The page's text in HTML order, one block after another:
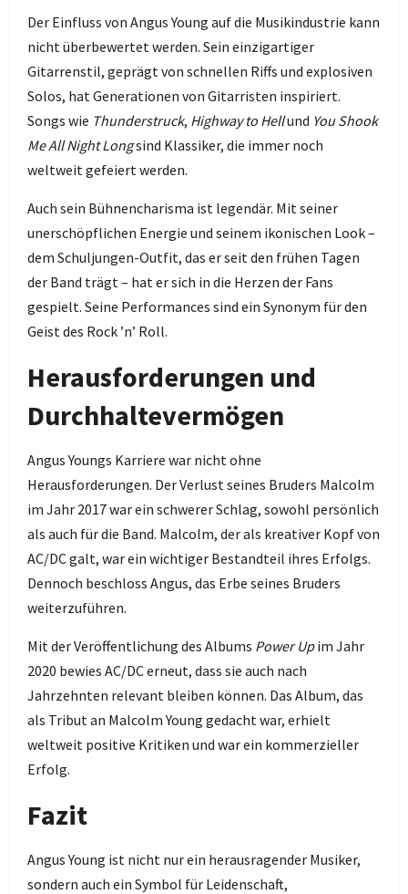
Der Einfluss von Angus Young auf die Musikindustrie kann
nicht überbewertet werden. Sein einzigartiger
Gitarrenstil, geprägt von schnellen Riffs und explosiven
Solos, hat Generationen von Gitarristen inspiriert.
Songs wie Thunderstruck, Highway to Hellund You Shook
Me All Night Longsind Klassiker, die immer noch
weltweit gefeiert werden.
Auch sein Bühnencharisma ist legendär. Mit seiner
unerschöpflichen Energie und seinem ikonischen Look –
dem Schuljungen-Outfit, das er seit den frühen Tagen
der Band trägt – hat er sich in die Herzen der Fans
gespielt. Seine Performances sind ein Synonym für den
Geist des Rock ’n’ Roll.
Herausforderungen und
Durchhaltevermögen
Angus Youngs Karriere war nicht ohne
Herausforderungen. Der Verlust seines Bruders Malcolm
im Jahr 2017 war ein schwerer Schlag, sowohl persönlich
als auch für die Band. Malcolm, der als kreativer Kopf von
AC/DC galt, war ein wichtiger Bestandteil ihres Erfolgs.
Dennoch beschloss Angus, das Erbe seines Bruders
weiterzuführen.
Mit der Veröffentlichung des Albums Power Upim Jahr
2020 bewies AC/DC erneut, dass sie auch nach
Jahrzehnten relevant bleiben können. Das Album, das
als Tribut an Malcolm Young gedacht war, erhielt
weltweit positive Kritiken und war ein kommerzieller
Erfolg.
Fazit
Angus Young ist nicht nur ein herausragender Musiker,
sondern auch ein Symbol für Leidenschaft,